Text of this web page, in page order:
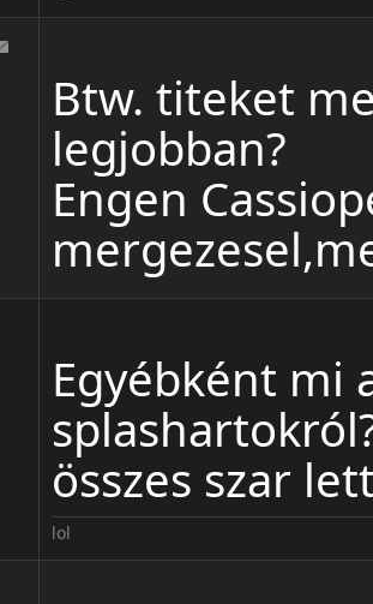
Btw. titeket
legjobban?
Engen
Egyébként mi
összes szar
lol